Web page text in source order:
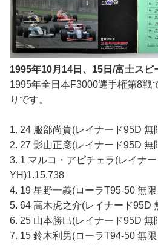
1995年10月14日、15日/富士スピ
1995年全日本F3000選手権第8戦
りです。
1. 24 服部尚貴(レイナード95D 無
2. 27 影山正彦(レイナード95D 無
3. 1 マルコ・アピチェラ(レイナ
YH)1.15.738
4. 19 星野一義(ローラT95-50 無
5. 64 高木虎之介(レイナード95D
6. 25 山本勝巳(レイナード95D 無
7. 15 鈴木利男(ローラT94-50 無